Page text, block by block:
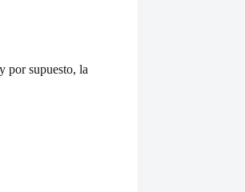
por supuesto, la